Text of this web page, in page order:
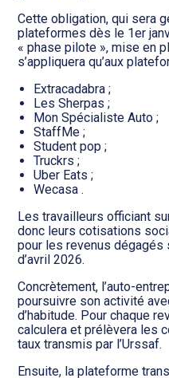
Cette obligation, qui sera
plateformes dès le 1er
« phase pilote », mise en
s’appliquera qu’aux
Extracadabra ;
Les Sherpas ;
Mon Spécialiste Auto ;
StaffMe ;
Student pop ;
Truckrs ;
Uber Eats ;
Wecasa .
Les travailleurs officiant
donc leurs cotisations
pour les revenus
d’avril 2026.
Concrètement, l’auto-
poursuivre son activité
d’habitude. Pour chaque
calculera et prélèvera les
taux transmis par l’Urssaf.
Ensuite, la plateforme